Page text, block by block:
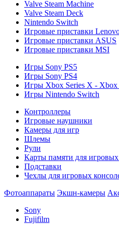
Valve Steam Machine
Valve Steam Deck
Nintendo Switch
Игровые приставки
Игровые приставки ASUS
Игровые приставки MSI
Игры Sony PS5
Игры Sony PS4
Игры Xbox Series X - Xbox
Игры Nintendo Switch
Контроллеры
Игровые наушники
Камеры для игр
Шлемы
Рули
Карты памяти для игровых
Подставки
Чехлы для игровых
Фотоаппараты Экшн-камеры
Sony
Fujifilm